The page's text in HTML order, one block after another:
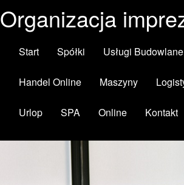
Organizacja
Start Spółki Usługi Budowlane
Handel Online Maszyny
Urlop SPA Online Kontakt